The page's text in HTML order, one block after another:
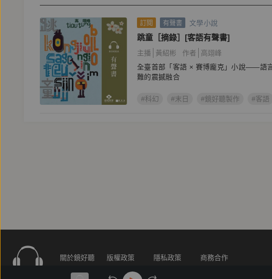
訂閱 有聲書 文學小說
跳童［摘錄］[客語有聲書]
主播 黃紹彬 作者
高翊峰
全臺首部「客語 × 賽博龐克」小說——語
難的震撼融合
#科幻 #末日 #鏡好聽製作 #客語
關於鏡好聽 版權政策 隱私政策 商務合作